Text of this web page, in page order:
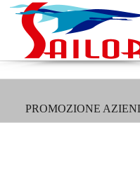
PROMOZIONE